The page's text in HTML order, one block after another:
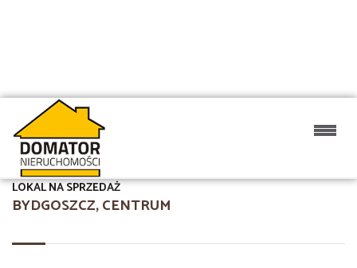
BYDGOSZCZ, CENTRUM
LOKAL NA SPRZEDAŻ